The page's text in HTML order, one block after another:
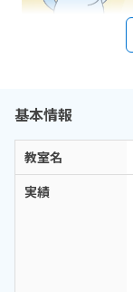
基本情報
教室名
実績